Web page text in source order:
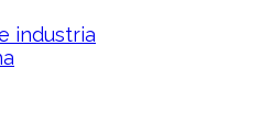
industria